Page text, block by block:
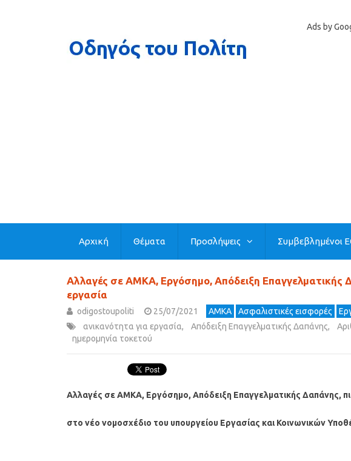
Ads by
Αρχική Θέματα Προσλήψεις Συμβεβλημένοι
Αλλαγές σε ΑΜΚΑ, Εργόσημο, Απόδειξη Επαγγελματικής
εργασία
odigostoupoliti 25/07/2021 ΑΜΚΑ Ασφαλιστικές εισφορές
ανικανότητα για εργασία, Απόδειξη Επαγγελματικής Δαπάνης,
ημερομηνία τοκετού
Αλλαγές σε ΑΜΚΑ, Εργόσημο, Απόδειξη Επαγγελματικής Δαπάνης,
στο νέο νομοσχέδιο του υπουργείου Εργασίας και Κοινωνικών